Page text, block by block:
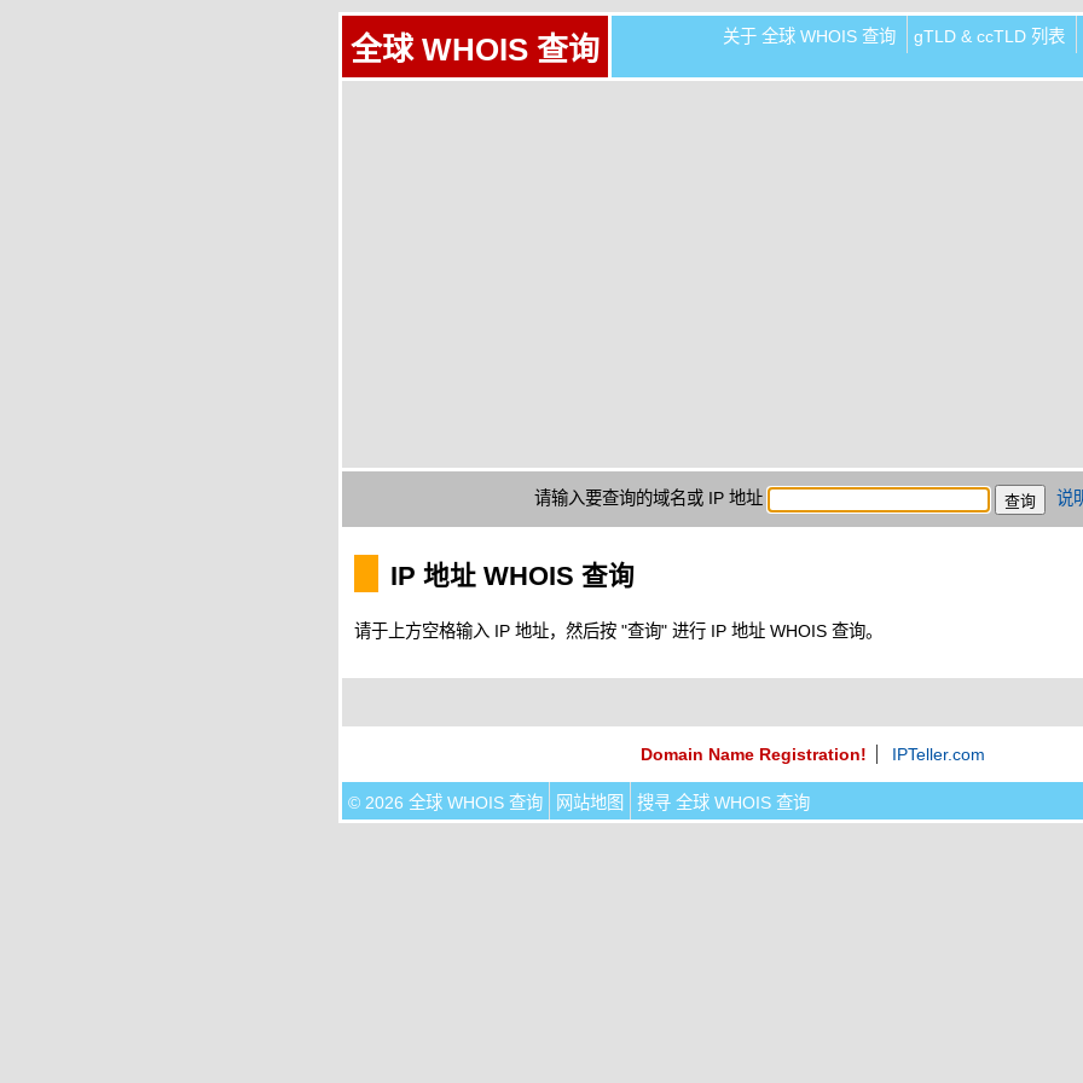
全球 WHOIS 查询 关于 全球 WHOIS 查询 gTLD & ccTLD 列表
请输入要查询的域名或 IP 地址 说
IP 地址 WHOIS 查询
请于上方空格输入 IP 地址，然后按 "查询" 进行 IP 地址 WHOIS 查询。
Domain Name Registration! IPTeller.com
© 2026 全球 WHOIS 查询 网站地图 搜寻 全球 WHOIS 查询